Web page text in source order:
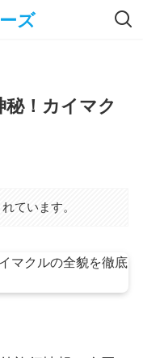
ズ
！カイマク
ています。